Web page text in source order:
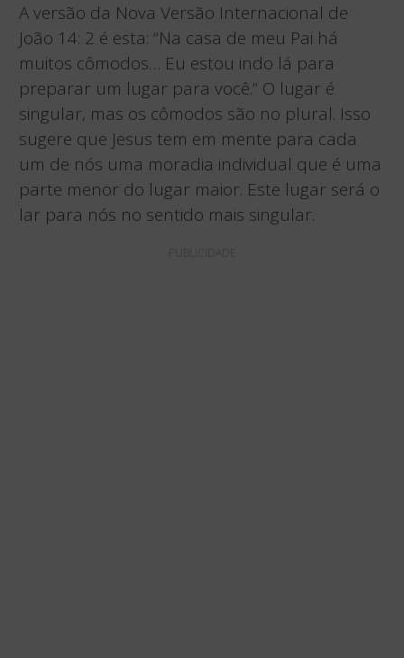
A versão da Nova Versão Internacional de
João 14: 2 é esta: “Na casa de meu Pai há
muitos cômodos… Eu estou indo lá para
preparar um lugar para você.” O lugar é
singular, mas os cômodos são no plural. Isso
sugere que Jesus tem em mente para cada
um de nós uma moradia individual que é uma
parte menor do lugar maior. Este lugar será o
lar para nós no sentido mais singular.
PUBLICIDADE